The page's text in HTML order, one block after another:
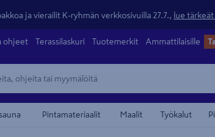
ja vierailit K-ryhmän verkkosivuilla 27.7., lue
ohjeet Terassilaskuri Tuotemerkit Ammattilaisille
Pintamateriaalit Maalit Työkalut